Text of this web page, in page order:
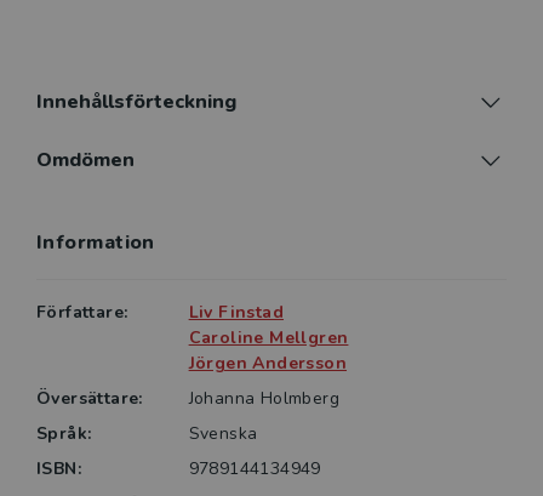
polisutbildningen men fungerar även utmärkt som
inom kriminologi eller socialt arbete, som leder till
som bara har ett intresse av att veta mer om polisen
Innehållsförteckning
Omdömen
Information
Författare:
Liv Finstad
Caroline Mellgren
Jörgen Andersson
Översättare:
Johanna Holmberg
Språk:
Svenska
ISBN:
9789144134949